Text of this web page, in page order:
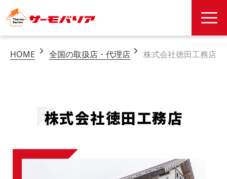
HOME 全国の取扱店・代理店 株式会社徳田工務店
株式会社徳田工務店